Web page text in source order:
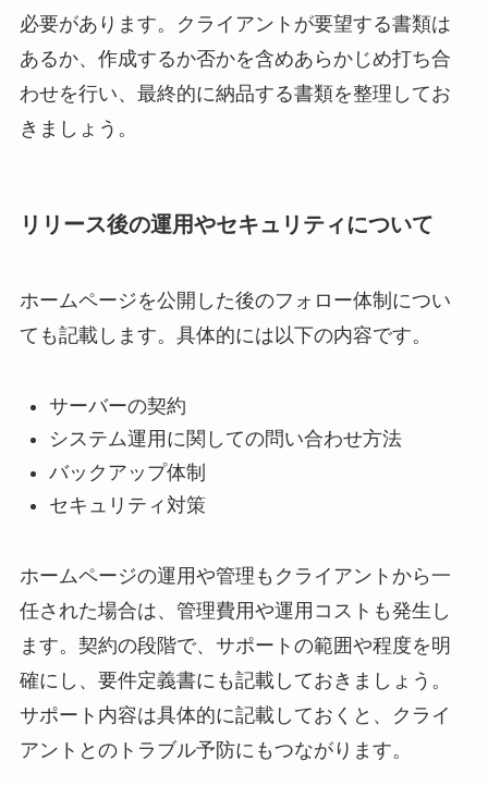
必要があります。クライアントが要望する書類は
あるか、作成するか否かを含めあらかじめ打ち合
わせを行い、最終的に納品する書類を整理してお
きましょう。
リリース後の運用やセキュリティについて
ホームページを公開した後のフォロー体制につい
ても記載します。具体的には以下の内容です。
サーバーの契約
システム運用に関しての問い合わせ方法
バックアップ体制
セキュリティ対策
ホームページの運用や管理もクライアントから一
任された場合は、管理費用や運用コストも発生し
ます。契約の段階で、サポートの範囲や程度を明
確にし、要件定義書にも記載しておきましょう。
サポート内容は具体的に記載しておくと、クライ
アントとのトラブル予防にもつながります。